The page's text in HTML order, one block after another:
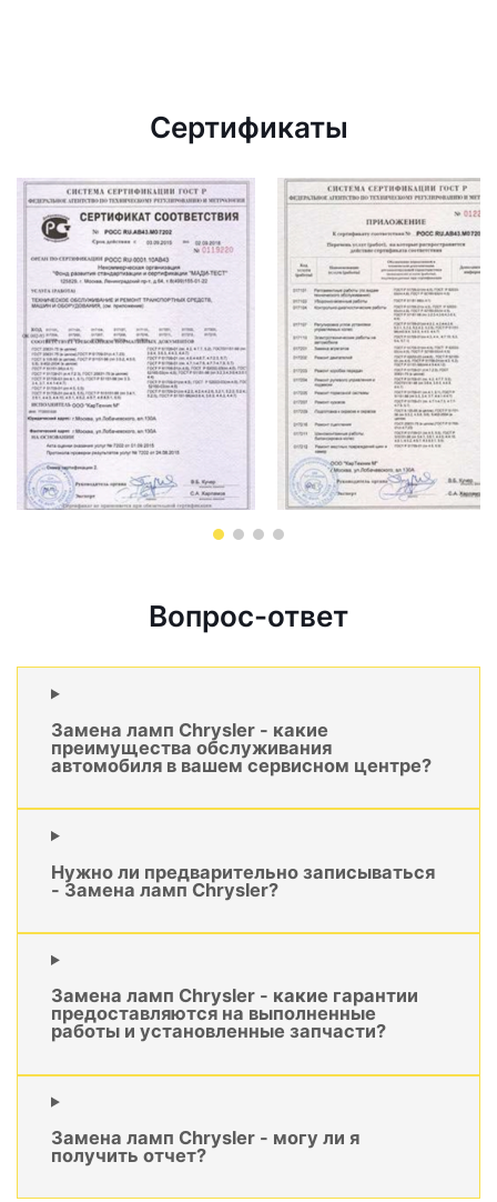
Сертификаты
Вопрос-ответ
Замена ламп Chrysler - какие
преимущества обслуживания
автомобиля в вашем сервисном центре?
Нужно ли предварительно записываться
- Замена ламп Chrysler?
Замена ламп Chrysler - какие гарантии
предоставляются на выполненные
работы и установленные запчасти?
Замена ламп Chrysler - могу ли я
получить отчет?